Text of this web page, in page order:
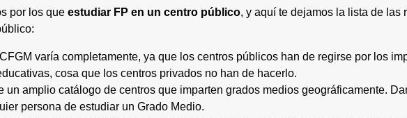
por los queestudiar FP en un centro público, y aquí te dejamos la lista de las
varía completamente, ya que los centros públicos han de regirse por los
cosa que los centros privados no han de hacerlo.
un amplio catálogo de centros que imparten grados medios geográficamente.
persona de estudiar un Grado Medio.